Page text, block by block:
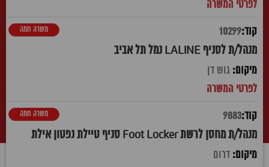
10299
מנהל/ת לסניף LALINE נמל תל אביב
משרה חמה
גוש דן
9883
מנהל/ת מחסן לרשת Foot Locker סניף טיילת נפטון אילת
משרה חמה
דרום